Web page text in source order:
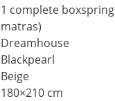
1 complete
matras)
Dreamhouse
Blackpearl
Beige
180×210 cm